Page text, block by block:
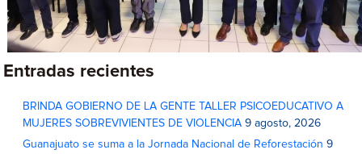
Entradas recientes
BRINDA GOBIERNO DE LA GENTE TALLER PSICOEDUCATIVO A
MUJERES SOBREVIVIENTES DE VIOLENCIA 9 agosto, 2026
Guanajuato se suma a la Jornada Nacional de Reforestación 9